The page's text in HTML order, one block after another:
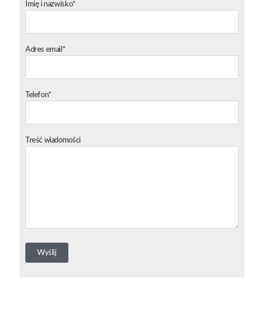
Imię i nazwisko*
Adres email*
Telefon*
Treść wiadomości